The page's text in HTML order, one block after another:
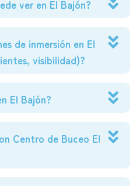
ver en El Bajón?
de inmersión en El
visibilidad)?
El Bajón?
Centro de Buceo El